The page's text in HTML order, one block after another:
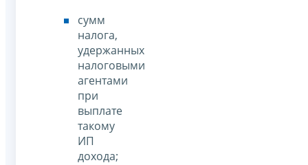
сумм
налога,
удержанных
налоговыми
агентами
при
выплате
такому
ИП
дохода;